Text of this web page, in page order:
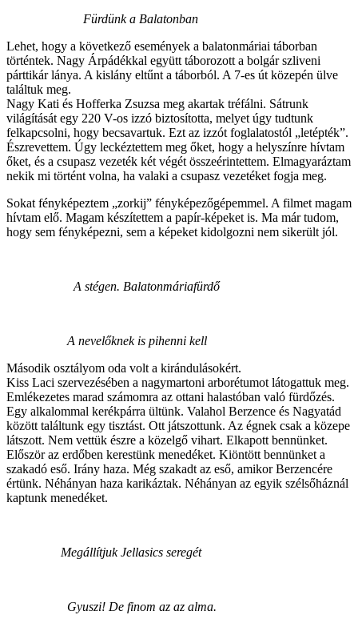
Fürdünk a Balatonban
Lehet, hogy a következő események a balatonmáriai táborban
történtek. Nagy Árpádékkal együtt táborozott a bolgár szliveni
párttikár lánya. A kislány eltűnt a táborból. A 7-es út közepén ülve
találtuk meg.
Nagy Kati és Hofferka Zsuzsa meg akartak tréfálni. Sátrunk
világítását egy 220 V-os izzó biztosította, melyet úgy tudtunk
felkapcsolni, hogy becsavartuk. Ezt az izzót foglalatostól „letépték”.
Észrevettem. Úgy leckéztettem meg őket, hogy a helyszínre hívtam
őket, és a csupasz vezeték két végét összeérintettem. Elmagyaráztam
nekik mi történt volna, ha valaki a csupasz vezetéket fogja meg.
Sokat fényképeztem „zorkij” fényképezőgépemmel. A filmet magam
hívtam elő. Magam készítettem a papír-képeket is. Ma már tudom,
hogy sem fényképezni, sem a képeket kidolgozni nem sikerült jól.
A stégen. Balatonmáriafürdő
A nevelőknek is pihenni kell
Második osztályom oda volt a kirándulásokért.
Kiss Laci szervezésében a nagymartoni arborétumot látogattuk meg.
Emlékezetes marad számomra az ottani halastóban való fürdőzés.
Egy alkalommal kerékpárra ültünk. Valahol Berzence és Nagyatád
között találtunk egy tisztást. Ott játszottunk. Az égnek csak a közepe
látszott. Nem vettük észre a közelgő vihart. Elkapott bennünket.
Először az erdőben kerestünk menedéket. Kiöntött bennünket a
szakadó eső. Irány haza. Még szakadt az eső, amikor Berzencére
értünk. Néhányan haza karikáztak. Néhányan az egyik szélsőháznál
kaptunk menedéket.
Megállítjuk Jellasics seregét
Gyuszi! De finom az az alma.